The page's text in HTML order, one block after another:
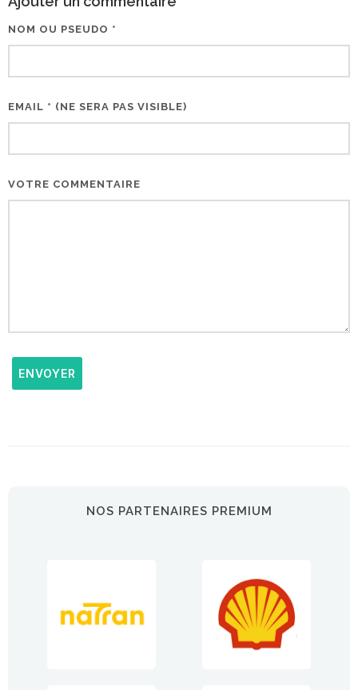
NOM OU PSEUDO *
EMAIL * (NE SERA PAS VISIBLE)
VOTRE COMMENTAIRE
ENVOYER
NOS PARTENAIRES PREMIUM